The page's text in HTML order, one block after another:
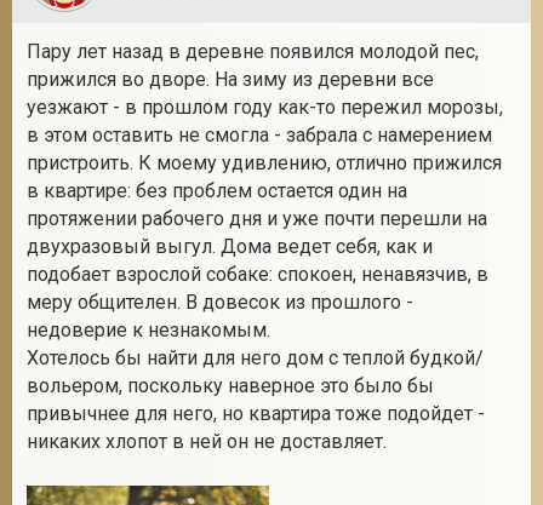
Пару лет назад в деревне появился молодой пес,
прижился во дворе. На зиму из деревни все
уезжают - в прошлом году как-то пережил морозы,
в этом оставить не смогла - забрала с намерением
пристроить. К моему удивлению, отлично прижился
в квартире: без проблем остается один на
протяжении рабочего дня и уже почти перешли на
двухразовый выгул. Дома ведет себя, как и
подобает взрослой собаке: спокоен, ненавязчив, в
меру общителен. В довесок из прошлого -
недоверие к незнакомым.
Хотелось бы найти для него дом с теплой будкой/
вoльером, поскольку наверное это было бы
привычнее для него, но квартира тоже подойдет -
никаких хлопот в ней он не доставляет.